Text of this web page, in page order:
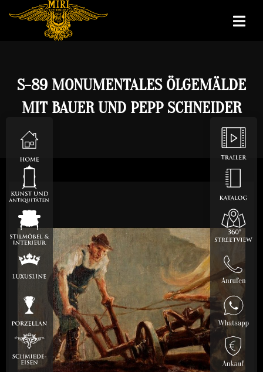
S-89 MONUMENTALES ÖLGEMÄLDE
MIT BAUER UND PEPP SCHNEIDER